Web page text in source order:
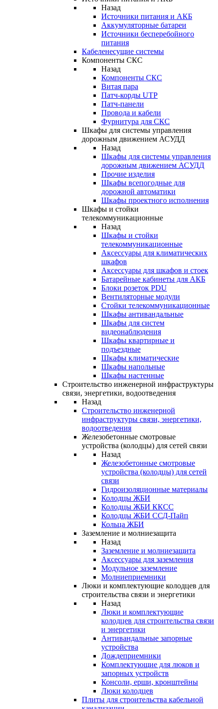
Назад
Источники питания и АКБ
Аккумуляторные батареи
Источники бесперебойного
питания
Кабеленесущие системы
Компоненты СКС
Назад
Компоненты СКС
Витая пара
Патч-корды UTP
Патч-панели
Провода и кабели
Фурнитура для СКС
Шкафы для системы управления
дорожным движением АСУДД
Назад
Шкафы для системы управления
дорожным движением АСУДД
Прочие изделия
Шкафы всепогодные для
дорожной автоматики
Шкафы проектного исполнения
Шкафы и стойки
телекоммуникационные
Назад
Шкафы и стойки
телекоммуникационные
Аксессуары для климатических
шкафов
Аксессуары для шкафов и стоек
Батарейные кабинеты для АКБ
Блоки розеток PDU
Вентиляторные модули
Стойки телекоммуникационные
Шкафы антивандальные
Шкафы для систем
видеонаблюдения
Шкафы квартирные и
подъездные
Шкафы климатические
Шкафы напольные
Шкафы настенные
Строительство инженерной инфраструктуры
связи, энергетики, водоотведения
Назад
Строительство инженерной
инфраструктуры связи, энергетики,
водоотведения
Железобетонные смотровые
устройства (колодцы) для сетей связи
Назад
Железобетонные смотровые
устройства (колодцы) для сетей
связи
Гидроизоляционные материалы
Колодцы ЖБИ
Колодцы ЖБИ ККСС
Колодцы ЖБИ ССД-Пайп
Кольца ЖБИ
Заземление и молниезащита
Назад
Заземление и молниезащита
Аксессуары для заземления
Модульное заземление
Молниеприемники
Люки и комплектующие колодцев для
строительства связи и энергетики
Назад
Люки и комплектующие
колодцев для строительства связи
и энергетики
Антивандальные запорные
устройства
Дождеприемники
Комплектующие для люков и
запорных устройств
Консоли, ерши, кронштейны
Люки колодцев
Плиты для строительства кабельной